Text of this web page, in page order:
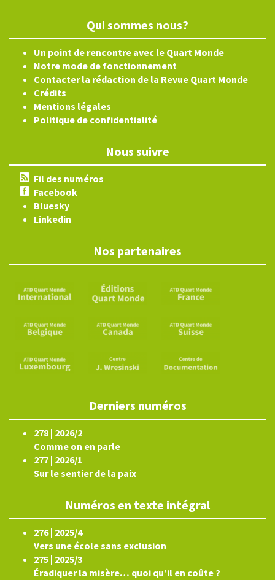
Qui sommes nous?
Un point de rencontre avec le Quart Monde
Notre mode de fonctionnement
Contacter la rédaction de la Revue Quart Monde
Crédits
Mentions légales
Politique de confidentialité
Nous suivre
Fil des numéros
Facebook
Bluesky
Linkedin
Nos partenaires
Derniers numéros
278 | 2026/2
Comme on en parle
277 | 2026/1
Sur le sentier de la paix
Numéros en texte intégral
276 | 2025/4
Vers une école sans exclusion
275 | 2025/3
Éradiquer la misère… quoi qu’il en coûte ?